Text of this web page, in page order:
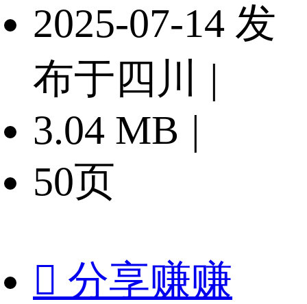
2025-07-14 发
布于四川
|
3.04 MB |
50页
 分享赚赚